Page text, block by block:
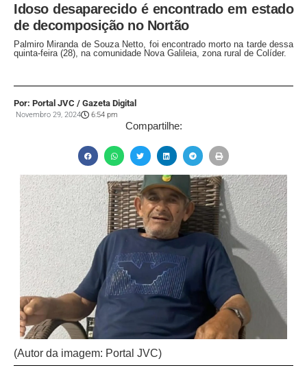
Idoso desaparecido é encontrado em estado
de decomposição no Nortão
Palmiro Miranda de Souza Netto, foi encontrado morto na tarde dessa
quinta-feira (28), na comunidade Nova Galileia, zona rural de Colíder.
Por: Portal JVC / Gazeta Digital
Novembro 29, 2024 6:54 pm
Compartilhe:
(Autor da imagem: Portal JVC)